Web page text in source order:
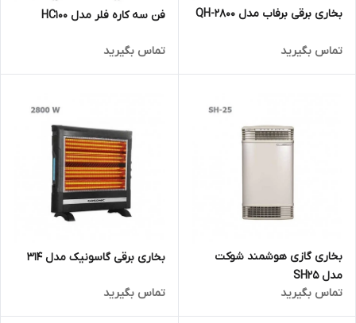
بخاری برقی برفاب مدل QH-2800
تماس بگیرید
فن سه کاره فلر مدل HC100
تماس بگیرید
بخاری گازی هوشمند شوکت
مدل SH25
تماس بگیرید
بخاری برقی گاسونیک مدل 314
تماس بگیرید